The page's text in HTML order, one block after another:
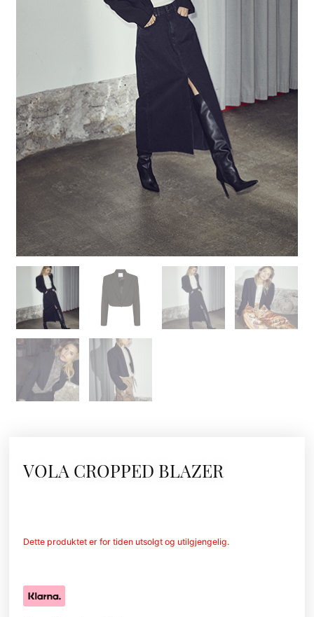
VOLA CROPPED BLAZER
Dette produktet er for tiden utsolgt og utilgjengelig.